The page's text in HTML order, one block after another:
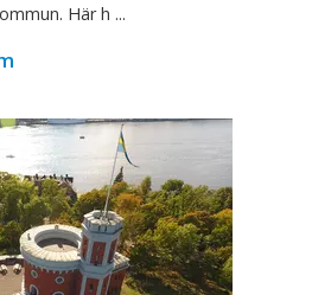
Här h ...